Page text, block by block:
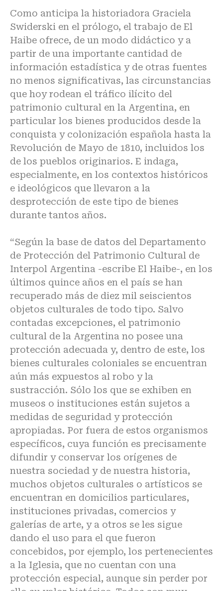
Como anticipa la historiadora Graciela
Swiderski en el prólogo, el trabajo de El
Haibe ofrece, de un modo didáctico y a
partir de una importante cantidad de
información estadística y de otras fuentes
no menos significativas, las circunstancias
que hoy rodean el tráfico ilícito del
patrimonio cultural en la Argentina, en
particular los bienes producidos desde la
conquista y colonización española hasta la
Revolución de Mayo de 1810, incluidos los
de los pueblos originarios. E indaga,
especialmente, en los contextos históricos
e ideológicos que llevaron a la
desprotección de este tipo de bienes
durante tantos años.
“Según la base de datos del Departamento
de Protección del Patrimonio Cultural de
Interpol Argentina -escribe El Haibe-, en los
últimos quince años en el país se han
recuperado más de diez mil seiscientos
objetos culturales de todo tipo. Salvo
contadas excepciones, el patrimonio
cultural de la Argentina no posee una
protección adecuada y, dentro de este, los
bienes culturales coloniales se encuentran
aún más expuestos al robo y la
sustracción. Sólo los que se exhiben en
museos o instituciones están sujetos a
medidas de seguridad y protección
apropiadas. Por fuera de estos organismos
específicos, cuya función es precisamente
difundir y conservar los orígenes de
nuestra sociedad y de nuestra historia,
muchos objetos culturales o artísticos se
encuentran en domicilios particulares,
instituciones privadas, comercios y
galerías de arte, y a otros se les sigue
dando el uso para el que fueron
concebidos, por ejemplo, los pertenecientes
a la Iglesia, que no cuentan con una
protección especial, aunque sin perder por